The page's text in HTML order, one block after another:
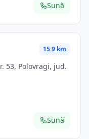
Sună
15.9 km
Sună